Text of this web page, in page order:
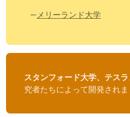
—メリーランド大学
スタンフォード大学、テスラ
究者たちによって開発されま